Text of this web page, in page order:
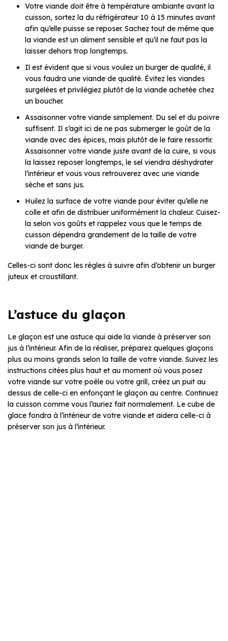
Votre viande doit être à température ambiante avant la
cuisson, sortez la du réfrigérateur 10 à 15 minutes avant
afin qu’elle puisse se reposer. Sachez tout de même que
la viande est un aliment sensible et qu’il ne faut pas la
laisser dehors trop longtemps.
Il est évident que si vous voulez un burger de qualité, il
vous faudra une viande de qualité. Évitez les viandes
surgelées et privilégiez plutôt de la viande achetée chez
un boucher.
Assaisonner votre viande simplement. Du sel et du poivre
suffisent. Il s’agit ici de ne pas submerger le goût de la
viande avec des épices, mais plutôt de le faire ressortir.
Assaisonner votre viande juste avant de la cuire, si vous
la laissez reposer longtemps, le sel viendra déshydrater
l’intérieur et vous vous retrouverez avec une viande
sèche et sans jus.
Huilez la surface de votre viande pour éviter qu’elle ne
colle et afin de distribuer uniformément la chaleur. Cuisez-
la selon vos goûts et rappelez vous que le temps de
cuisson dépendra grandement de la taille de votre
viande de burger.
Celles-ci sont donc les règles à suivre afin d’obtenir un burger
juteux et croustillant.
L’astuce du glaçon
Le glaçon est une astuce qui aide la viande à préserver son
jus à l’intérieur. Afin de la réaliser, préparez quelques glaçons
plus ou moins grands selon la taille de votre viande. Suivez les
instructions citées plus haut et au moment où vous posez
votre viande sur votre poêle ou votre grill, créez un puit au
dessus de celle-ci en enfonçant le glaçon au centre. Continuez
la cuisson comme vous l’auriez fait normalement. Le cube de
glace fondra à l’intérieur de votre viande et aidera celle-ci à
préserver son jus à l’intérieur.